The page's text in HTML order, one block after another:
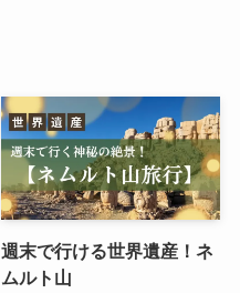
週末で行ける世界遺産！ネ
ムルト山